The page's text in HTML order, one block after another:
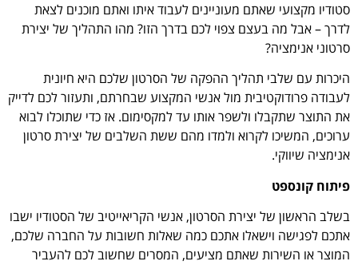
סטודיו מקצועי שאתם מעוניינים לעבוד איתו ואתם מוכנים לצאת
לדרך – אבל מה בעצם צפוי לכם בדרך הזו? מהו התהליך של יצירת
סרטוני אנימציה?
היכרות עם שלבי תהליך ההפקה של הסרטון שלכם היא חיונית
לעבודה פרודוקטיבית מול אנשי המקצוע שבחרתם, ותעזור לכם לדייק
את התוצר שתקבלו ולשפר אותו עד למקסימום. אז כדי שתוכלו לבוא
ערוכים, המשיכו לקרוא ולמדו מהם ששת השלבים של יצירת סרטון
אנימציה שיווקי.
פיתוח קונספט
בשלב הראשון של יצירת הסרטון, אנשי הקריאייטיב של הסטודיו ישבו
אתכם לפגישה וישאלו אתכם כמה שאלות חשובות על החברה שלכם,
המוצר או השירות שאתם מציעים, המסרים שחשוב לכם להעביר